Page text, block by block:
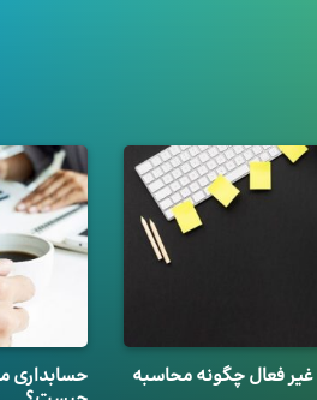
فعال چگونه محاسبه